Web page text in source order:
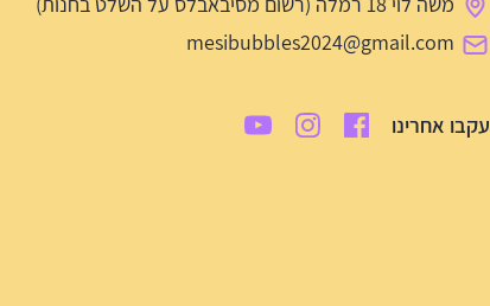
mesibubbles2024@gmail.com
עקבו אחרינו